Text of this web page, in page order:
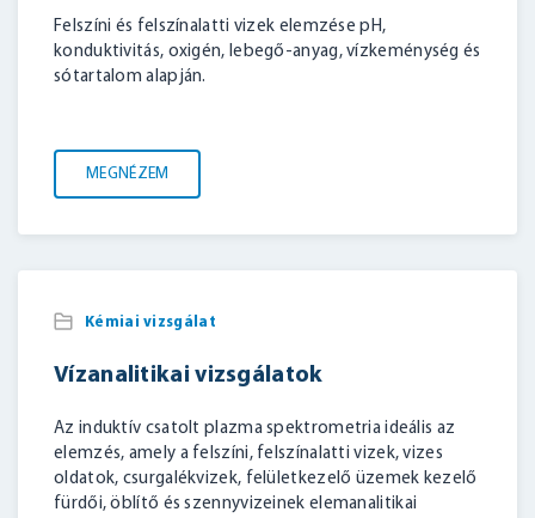
BELÉPÉS
Felszíni és felszínalatti vizek elemzése pH,
konduktivitás, oxigén, lebegő-anyag, vízkeménység és
sótartalom alapján.
MEGNÉZEM
Kémiai vizsgálat
Vízanalitikai vizsgálatok
Az induktív csatolt plazma spektrometria ideális az
elemzés, amely a felszíni, felszínalatti vizek, vizes
oldatok, csurgalékvizek, felületkezelő üzemek kezelő
fürdői, öblítő és szennyvizeinek elemanalitikai